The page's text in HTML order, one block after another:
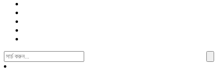
Search
For: